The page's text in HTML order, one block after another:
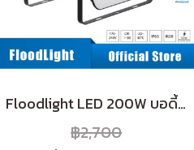
Floodlight LED 200W บอดี้สีขาว IP65 (กันน้ำ)
฿2,700